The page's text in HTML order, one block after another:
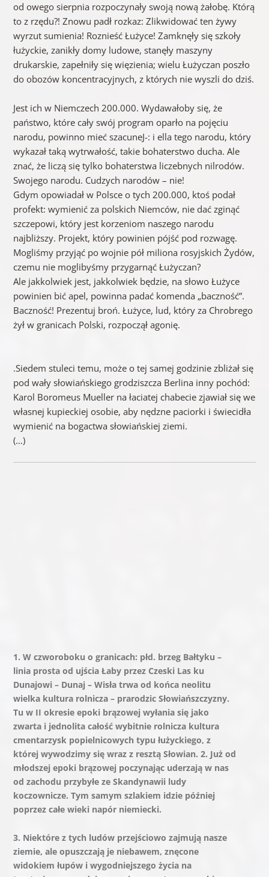
od owego sierpnia rozpoczynały swoją nową żałobę. Którą
to z rzędu?! Znowu padł rozkaz: Zlikwidować ten żywy
wyrzut sumienia! Roznieść Łużyce! Zamknęły się szkoły
łużyckie, zanikły domy ludowe, stanęły maszyny
drukarskie, zapełniły się więzienia; wielu Łużyczan poszło
do obozów koncentracyjnych, z których nie wyszli do dziś.
Jest ich w Niemczech 200.000. Wydawałoby się, że
państwo, które cały swój program oparło na pojęciu
narodu, powinno mieć szacuneJ-: i ella tego narodu, który
wykazał taką wytrwałość, takie bohaterstwo ducha. Ale
znać, że liczą się tylko bohaterstwa liczebnych nilrodów.
Swojego narodu. Cudzych narodów – nie!
Gdym opowiadał w Polsce o tych 200.000, ktoś podał
profekt: wymienić za polskich Niemców, nie dać zginąć
szczepowi, który jest korzeniom naszego narodu
najbliższy. Projekt, który powinien pójść pod rozwagę.
Mogliśmy przyjąć po wojnie pół miliona rosyjskich Żydów,
czemu nie moglibyśmy przygarnąć Łużyczan?
Ale jakkolwiek jest, jakkolwiek będzie, na słowo Łużyce
powinien bić apel, powinna padać komenda „baczność”.
Baczność! Prezentuj broń. Łużyce, lud, który za Chrobrego
żył w granicach Polski, rozpoczął agonię.
.Siedem stuleci temu, może o tej samej godzinie zbliżał się
pod wały słowiańskiego grodziszcza Berlina inny pochód:
Karol Boromeus Mueller na łaciatej chabecie zjawiał się we
własnej kupieckiej osobie, aby nędzne paciorki i świecidła
wymienić na bogactwa słowiańskiej ziemi.
(…)
3. Niektóre z tych ludów przejściowo zajmują nasze
ziemie, ale opuszczają je niebawem, znęcone widokiem
łupów i wygodniejszego życia na terytorium
rozpadającego się cesarstwa rzymskiego.
S T Ą D W N I O S K I
1. Na ziemiach tych siedzimy z górą … cztery tysiące
lat. Wyrośliśmy z kultury rolniczej, która przede
wszystkim tworzy cywilizację, a nie z włóczęgi.
2. Ziemie te zraszają dwie rzeki: Odra i Wisła. Rzeki te
są odwiecznie nasze.